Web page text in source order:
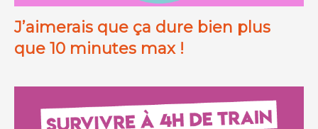
J’aimerais que ça dure bien plus
que 10 minutes max !